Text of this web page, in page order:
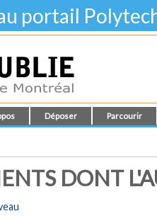
portail
Déposer Parcourir
DONT